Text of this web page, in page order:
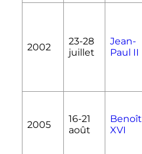
2002
23-28
juillet
Jean-
Paul II
2005
16-21
août
Benoît
XVI